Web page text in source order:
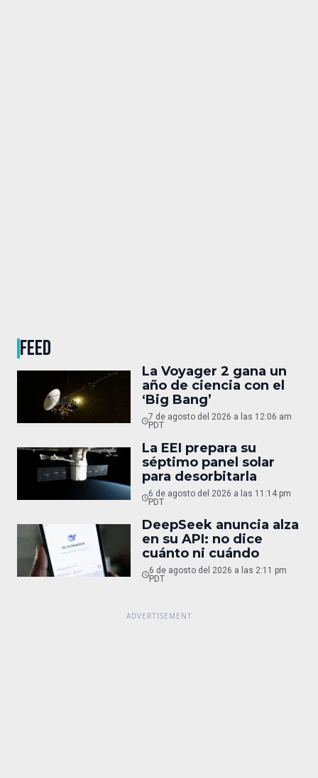
FEED
La Voyager 2 gana un
año de ciencia con el
‘Big Bang’
7 de agosto del 2026 a las 12:06 am
PDT
La EEI prepara su
séptimo panel solar
para desorbitarla
6 de agosto del 2026 a las 11:14 pm
PDT
DeepSeek anuncia alza
en su API: no dice
cuánto ni cuándo
6 de agosto del 2026 a las 2:11 pm
PDT